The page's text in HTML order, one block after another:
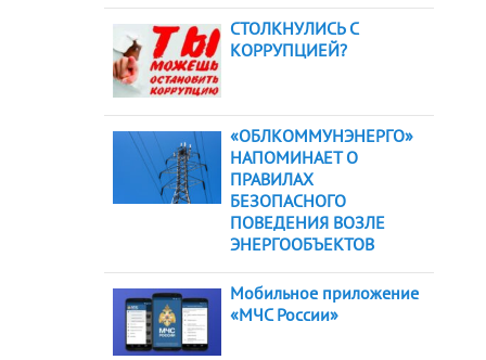
СТОЛКНУЛИСЬ С
КОРРУПЦИЕЙ?
«ОБЛКОММУНЭНЕРГО»
НАПОМИНАЕТ О
ПРАВИЛАХ
БЕЗОПАСНОГО
ПОВЕДЕНИЯ ВОЗЛЕ
ЭНЕРГООБЪЕКТОВ
Мобильное приложение
«МЧС России»